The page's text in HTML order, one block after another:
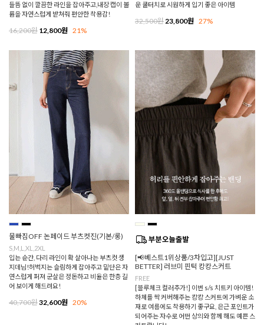
들뜸 없이 깔끔한 라인을 잡아주고,내장 캡이 볼
륨을 자연스럽게 받쳐줘 편안한 착용감!
16,200원 12,800원 21%
운 쿨터치로 시원하게 입기 좋은 아이템
32,500원 23,800원 27%
물빠짐OFF 논페이드 부츠컷진(기본/롱)
S,M,L,XL,2XL
입는 순간, 다리 라인이 확 살아나는 부츠컷 생
지데님!허벅지는 슬림하게 잡아주고 밑단은 자
연스럽게 퍼져 군살은 정돈하고 비율은 한층 길
어 보이게 해드려요!
40,700원32,600원 20%
[📢베스트1위상품/3차입고][JUST
BETTER] 러브미 핀턱 캉캉스커트
FREE
[블루체크 컬러추가!] 이번 s/s 치트키 아이템!
하체를 싹 커버해주는 캉캉 스커트에 가벼운 소
재로 여름에도 착용하기 좋구요, 은근 포인트가
되어주는 자수로 어떤 상의와 함께 해도 예쁜 스